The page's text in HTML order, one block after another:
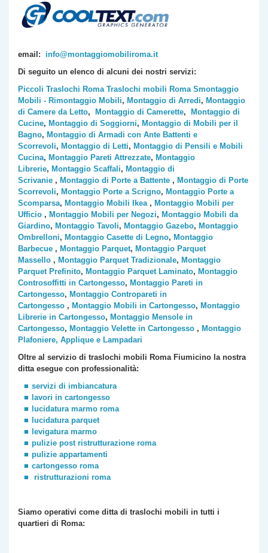
email: info@montaggiomobiliroma.it
Di seguito un elenco di alcuni dei nostri servizi:
Piccoli Traslochi Roma Traslochi mobili Roma Smontaggio
Mobili - Rimontaggio Mobili, Montaggio di Arredi, Montaggio
di Camere da Letto, Montaggio di Camerette,
Montaggio di
Cucine, Montaggio di Soggiorni, Montaggio di Mobili per il
Bagno, Montaggio di Armadi con Ante Battenti e
Scorrevoli, Montaggio di Letti, Montaggio di Pensili e Mobili
Cucina, Montaggio Pareti Attrezzate, Montaggio
Librerie, Montaggio Scaffali, Montaggio di
Scrivanie , Montaggio di Porte a Battente , Montaggio di Porte
Scorrevoli, Montaggio Porte a Scrigno, Montaggio Porte a
Scomparsa, Montaggio Mobili Ikea, Montaggio Mobili per
Ufficio , Montaggio Mobili per Negozi, Montaggio Mobili da
Giardino, Montaggio Tavoli, Montaggio Gazebo, Montaggio
Ombrelloni, Montaggio Casette di Legno, Montaggio
Barbecue , Montaggio Parquet, Montaggio Parquet
Massello , Montaggio Parquet Tradizionale, Montaggio
Parquet Prefinito, Montaggio Parquet Laminato, Montaggio
Controsoffitti in Cartongesso, Montaggio Pareti in
Cartongesso, Montaggio Contropareti in
Cartongesso , Montaggio Mobili in Cartongesso, Montaggio
Librerie in Cartongesso, Montaggio Mensole in
Cartongesso, Montaggio Velette in Cartongesso , Montaggio
Plafoniere, Applique e Lampadari
Oltre al servizio di traslochi mobili Roma Fiumicino la nostra
ditta esegue con professionalità:
servizi di imbiancatura
lavori in cartongesso
lucidatura marmo roma
lucidatura parquet
levigatura marmo
pulizie post ristrutturazione roma
pulizie appartamenti
cartongesso roma
ristrutturazioni roma
Siamo operativi come ditta di traslochi mobili in tutti i
quartieri di Roma: